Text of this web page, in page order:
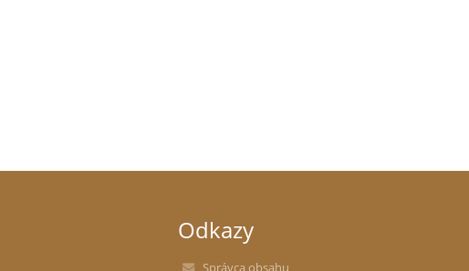
Odkazy
Správca obsahu